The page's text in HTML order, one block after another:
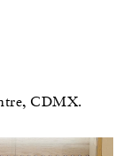
CDMX.